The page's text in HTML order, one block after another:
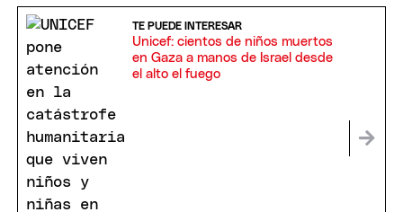
TE PUEDE INTERESAR
Unicef: cientos de niños muertos
en Gaza a manos de Israel desde
el alto el fuego